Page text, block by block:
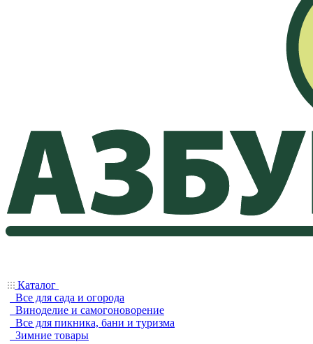
Каталог
Все для сада и огорода
Виноделие и самогоноворение
Все для пикника, бани и туризма
Зимние товары